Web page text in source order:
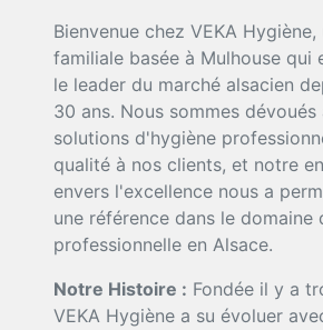
Bienvenue chez VEKA
familiale basée à Mulhouse qui
le leader du marché alsacien
30 ans. Nous sommes
solutions d'hygiène
qualité à nos clients, et notre
envers l'excellence nous a
une référence dans le domaine
professionnelle en Alsace.
Notre Histoire : Fondée il y a
VEKA Hygiène a su évoluer